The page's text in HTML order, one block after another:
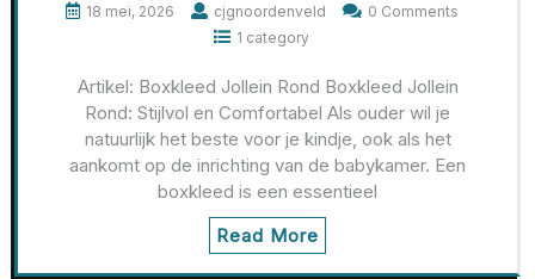
18 mei, 2026 cjgnoordenveld
0 Comments
1 category
Artikel: Boxkleed Jollein Rond Boxkleed Jollein
Rond: Stijlvol en Comfortabel Als ouder wil je
natuurlijk het beste voor je kindje, ook als het
aankomt op de inrichting van de babykamer. Een
boxkleed is een essentieel
Read More